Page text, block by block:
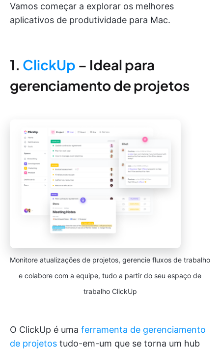
Vamos começar a explorar os melhores
aplicativos de produtividade para Mac.
1. ClickUp – Ideal para
gerenciamento de projetos
Monitore atualizações de projetos, gerencie fluxos de trabalho
e colabore com a equipe, tudo a partir do seu espaço de
trabalho ClickUp
O ClickUp é uma ferramenta de gerenciamento
de projetos tudo-em-um que se torna um hub